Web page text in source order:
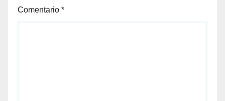
Comentario *